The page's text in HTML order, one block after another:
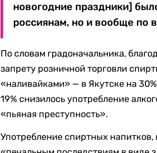
новогодние праздники]
россиянам, но и вообще по
По словам градоначальника,
запрету розничной торговли
«наливайками» — в Якутске на
19% снизилось употребление
«пьяная преступность».
Употребление спиртных